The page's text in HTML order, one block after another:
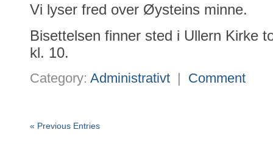
Vi lyser fred over Øysteins minne.
Bisettelsen finner sted i Ullern Kirke
kl. 10.
Category: Administrativt Comment
« Previous Entries